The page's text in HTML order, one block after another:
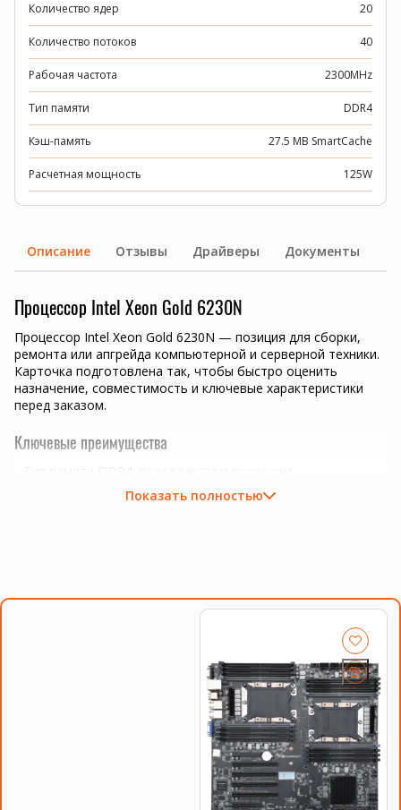
Количество ядер 20
Количество потоков 40
Рабочая частота 2300MHz
Тип памяти DDR4
Кэш-память 27.5 MB SmartCache
Расчетная мощность 125W
Описание Отзывы Драйверы Документы
Процессор Intel Xeon Gold 6230N
Процессор Intel Xeon Gold 6230N — позиция для сборки,
ремонта или апгрейда компьютерной и серверной техники.
Карточка подготовлена так, чтобы быстро оценить
назначение, совместимость и ключевые характеристики
перед заказом.
Ключевые преимущества
совместимость с платформой.
Сокет LGA3647; важно сверить поддержку BIOS и платы.
частотой при необходимости
Если есть сомнения по совместимости, подберём
подходящую плату, процессор, память, накопитель или
серверную корзину под вашу конфигурацию. Для серверных
комплектующих особенно важно сверить поколение
платформы, форм-фактор, интерфейс и part number.
Показать полностью